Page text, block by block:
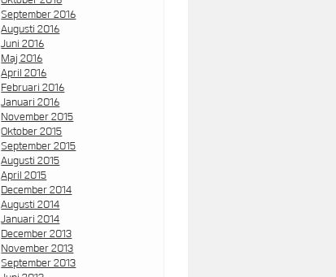
September 2016
Augusti 2016
Juni 2016
Maj 2016
April 2016
Februari 2016
Januari 2016
November 2015
Oktober 2015
September 2015
Augusti 2015
April 2015
December 2014
Augusti 2014
Januari 2014
December 2013
November 2013
September 2013